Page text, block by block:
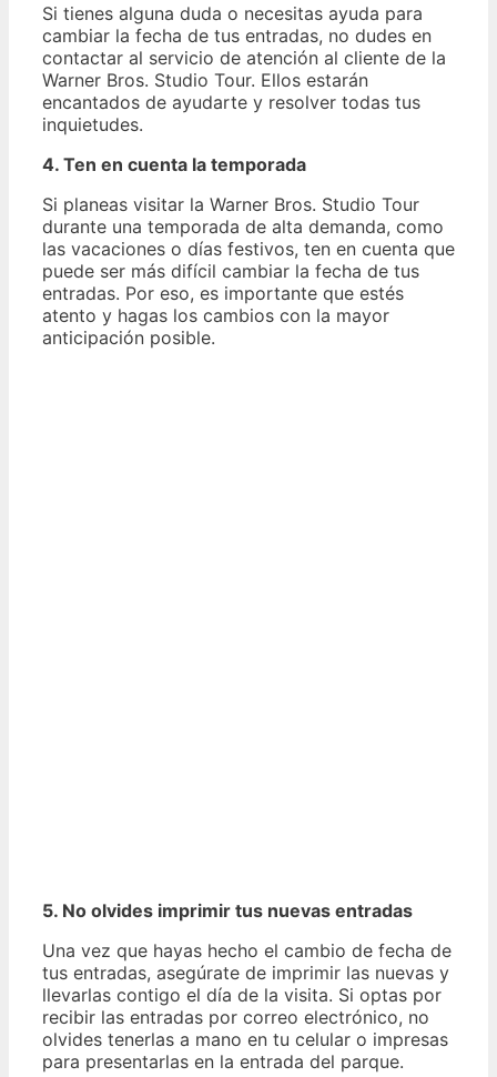
Si tienes alguna duda o necesitas ayuda para
cambiar la fecha de tus entradas, no dudes en
contactar al servicio de atención al cliente de la
Warner Bros. Studio Tour. Ellos estarán
encantados de ayudarte y resolver todas tus
inquietudes.
4. Ten en cuenta la temporada
Si planeas visitar la Warner Bros. Studio Tour
durante una temporada de alta demanda, como
las vacaciones o días festivos, ten en cuenta que
puede ser más difícil cambiar la fecha de tus
entradas. Por eso, es importante que estés
atento y hagas los cambios con la mayor
anticipación posible.
5. No olvides imprimir tus nuevas entradas
Una vez que hayas hecho el cambio de fecha de
tus entradas, asegúrate de imprimir las nuevas y
llevarlas contigo el día de la visita. Si optas por
recibir las entradas por correo electrónico, no
olvides tenerlas a mano en tu celular o impresas
para presentarlas en la entrada del parque.